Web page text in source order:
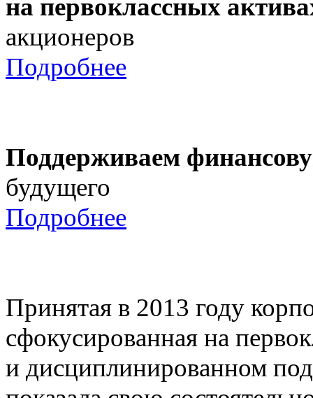
на первоклассных
акционеров
Подробнее
Поддерживаем
будущего
Подробнее
Принятая в 2013 году
сфокусированная на
и дисциплинированном